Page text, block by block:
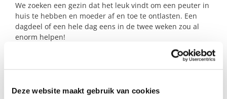
Deze website maakt gebruik van cookies
We zoeken een gezin dat het leuk vindt om een peuter in
huis te hebben en moeder af en toe te ontlasten. Een
dagdeel of een hele dag eens in de twee weken zou al
enorm helpen!
Ben jij of ken jij een warm gezin dat hierbij zou willen
helpen?